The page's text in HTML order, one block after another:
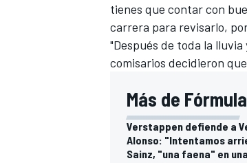
tienes que contar con
carrera para revisarlo,
"Después de toda la lluvia
comisarios decidieron
Más de
Verstappen defiende a
Alonso: "Intentamos
Sainz, "una faena" en